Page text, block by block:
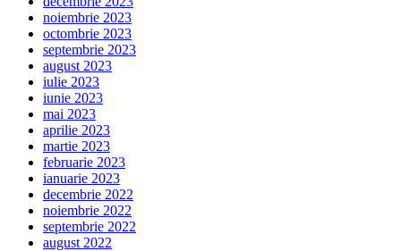
noiembrie 2023
octombrie 2023
septembrie 2023
august 2023
iulie 2023
iunie 2023
mai 2023
aprilie 2023
martie 2023
februarie 2023
ianuarie 2023
decembrie 2022
noiembrie 2022
septembrie 2022
august 2022